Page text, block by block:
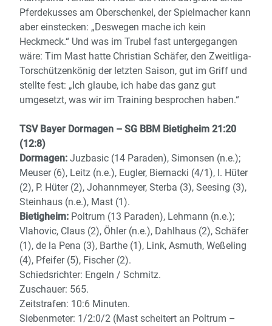
Pferdekusses am Oberschenkel, der Spielmacher kann
aber einstecken: „Deswegen mache ich kein
Heckmeck.“ Und was im Trubel fast untergegangen
wäre: Tim Mast hatte Christian Schäfer, den Zweitliga-
Torschützenkönig der letzten Saison, gut im Griff und
stellte fest: „Ich glaube, ich habe das ganz gut
umgesetzt, was wir im Training besprochen haben.“
TSV Bayer Dormagen – SG BBM Bietigheim 21:20
(12:8)
Dormagen: Juzbasic (14 Paraden), Simonsen (n.e.);
Meuser (6), Leitz (n.e.), Eugler, Biernacki (4/1), I. Hüter
(2), P. Hüter (2), Johannmeyer, Sterba (3), Seesing (3),
Steinhaus (n.e.), Mast (1).
Bietigheim: Poltrum (13 Paraden), Lehmann (n.e.);
Vlahovic, Claus (2), Öhler (n.e.), Dahlhaus (2), Schäfer
(1), de la Pena (3), Barthe (1), Link, Asmuth, Weßeling
(4), Pfeifer (5), Fischer (2).
Schiedsrichter: Engeln / Schmitz.
Zuschauer: 565.
Zeitstrafen: 10:6 Minuten.
Siebenmeter: 1/2:0/2 (Mast scheitert an Poltrum –